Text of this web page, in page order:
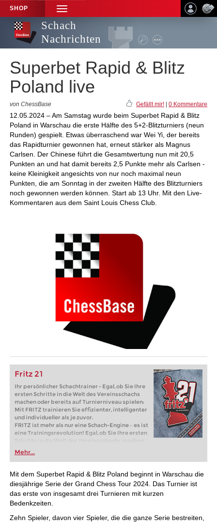
SHOP
TOGGLE
NAVIGATION
Schach
Nachrichten
Superbet Rapid & Blitz
Poland live
von ChessBase Gefällt mir! 0 Kommentare
12.05.2024 – Am Samstag wurde beim Superbet Rapid & Blitz
Poland in Warschau die erste Hälfte des 5+2-Blitzturniers (neun
Runden) gespielt. Etwas überraschend war Wei Yi, der bereits
das Rapidturnier gewonnen hat, erneut stärker als Magnus
Carlsen. Der Chinese führt die Gesamtwertung nun mit 20,5
Punkten an und hat damit bereits 2,5 Punkte mehr als Carlsen -
keine Kleinigkeit angesichts von nur noch maximal neun
Punkten, die am Sonntag in der zweiten Hälfte des Blitzturniers
noch gewonnen werden können. Start ab 13 Uhr. Mit den Live-
Kommentaren aus dem Saint Louis Chess Club.
Fritz 21
Ihr persönlicher Schachtrainer - Egal, ob Sie Ihre
ersten Schritte in die Welt des Vereinsschachs
machen oder bereits auf Turnierniveau spielen:
Mit FRITZ trainieren Sie effizienter, intelligenter
und individueller als je zuvor.
FRITZ ist mehr als nur eine Schach-Engine – es ist
eine Trainingsrevolution! Egal, ob Sie Ihre ersten
Schritte in die Welt des Vereinsschachs machen
oder bereits auf Turnierniveau spielen: Mit
FRITZ trainieren Sie effizienter, intelligenter und
individueller als je zuvor.
Mehr...
Mit dem Superbet Rapid & Blitz Poland beginnt in Warschau die
diesjährige Serie der Grand Chess Tour 2024. Das Turnier ist
das erste von insgesamt drei Turnieren mit kurzen
Bedenkzeiten.
Zehn Spieler, davon vier Spieler, die die ganze Serie bestreiten,